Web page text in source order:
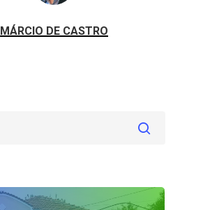
MÁRCIO DE CASTRO